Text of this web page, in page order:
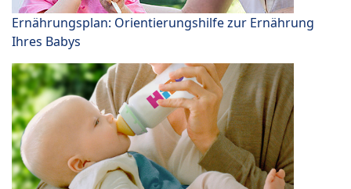
Ernährungsplan: Orientierungshilfe zur Ernährung
Ihres Babys